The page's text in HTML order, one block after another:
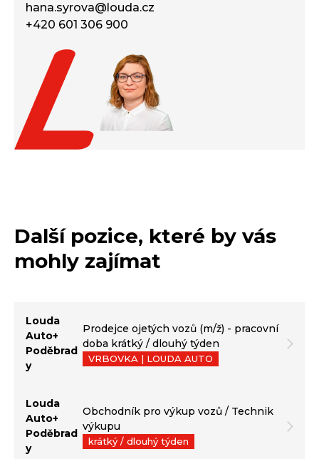
hana.syrova@louda.cz
+420 601 306 900
Další pozice, které by vás
mohly zajímat
Louda
Auto+
Poděbrad
y
Prodejce ojetých vozů (m/ž) - pracovní
doba krátký / dlouhý týden
VRBOVKA | LOUDA AUTO
Louda
Auto+
Poděbrad
y
Obchodník pro výkup vozů / Technik
výkupu
krátký / dlouhý týden